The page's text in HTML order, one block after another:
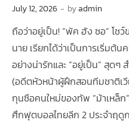
July 12, 2026 - byadmin
ถือว่าอยู่เป็น! “พัค ฮัง ซอ” โช
นาย เรียกได้ว่าเป็นการเริ่มต้
อย่างน่ารักและ “อยู่เป็น” สุดๆ
(อดีตหัวหน้าผู้ฝึกสอนทีมชาติเ
กุนซือคนใหม่ของทัพ “ม้าเหล็
ศึกฟุตบอลไทยลีก 2 ประจำฤดู